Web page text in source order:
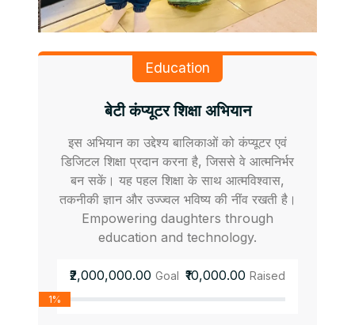
Education
बेटी कंप्यूटर शिक्षा अभियान
इस अभियान का उद्देश्य बालिकाओं को कंप्यूटर एवं
डिजिटल शिक्षा प्रदान करना है, जिससे वे आत्मनिर्भर
बन सकें। यह पहल शिक्षा के साथ आत्मविश्वास,
तकनीकी ज्ञान और उज्ज्वल भविष्य की नींव रखती है।
Empowering daughters through
education and technology.
₹2,000,000.00 Goal ₹10,000.00 Raised
1%